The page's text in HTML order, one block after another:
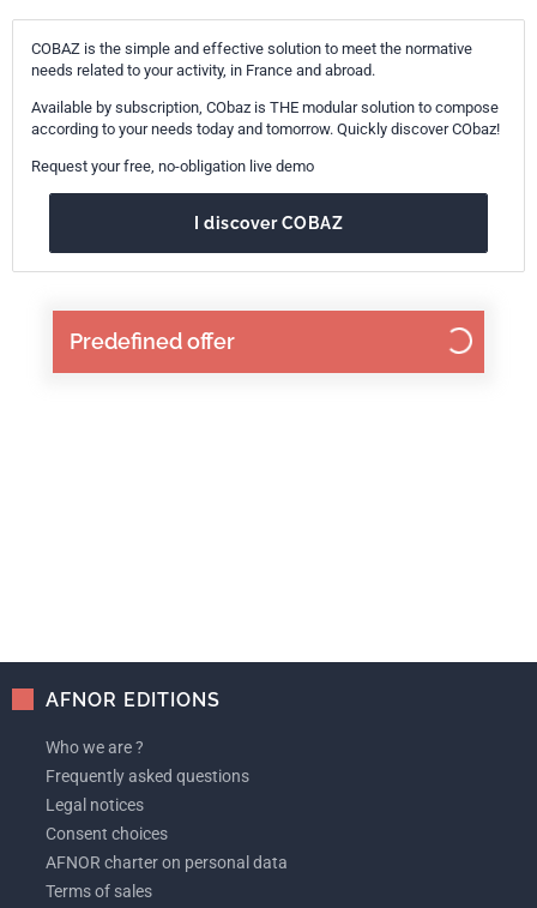
Predefined offer
COBAZ is the simple and effective solution to meet the normative
needs related to your activity, in France and abroad.
Available by subscription, CObaz is THE modular solution to compose
according to your needs today and tomorrow. Quickly discover CObaz!
Request your free, no-obligation live demo
I discover COBAZ
AFNOR EDITIONS
Who we are ?
Frequently asked questions
Legal notices
Consent choices
AFNOR charter on personal data
Terms of sales